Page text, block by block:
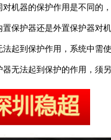
机器的保护作用是不同的
保护器还是外置保护器对
起到保护作用，系统中需
无法起到保护的作用，须